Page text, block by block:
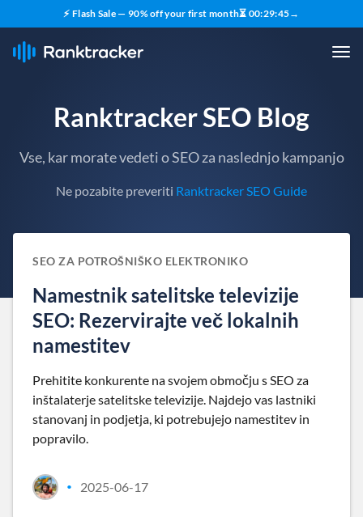
⚡ Flash Sale — 90% off your first month⏳ 00:29:44→
Ranktracker SEO Blog
Vse, kar morate vedeti o SEO za naslednjo kampanjo
Ne pozabite preveriti Ranktracker SEO Guide
SEO ZA POTROŠNIŠKO ELEKTRONIKO
Namestnik satelitske televizije
SEO: Rezervirajte več lokalnih
namestitev
Prehitite konkurente na svojem območju s SEO za
inštalaterje satelitske televizije. Najdejo vas lastniki
stanovanj in podjetja, ki potrebujejo namestitev in
popravilo.
• 2025-06-17